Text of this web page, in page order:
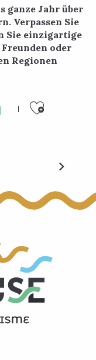
ganze Jahr über
Verpassen Sie
Sie einzigartige
oder
Regionen